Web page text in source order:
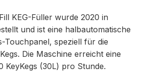
KEG-Füller wurde 2020 in
und ist eine halbautomatische
Touchpanel, speziell für die
Die Maschine erreicht eine
KeyKegs (30L) pro Stunde.